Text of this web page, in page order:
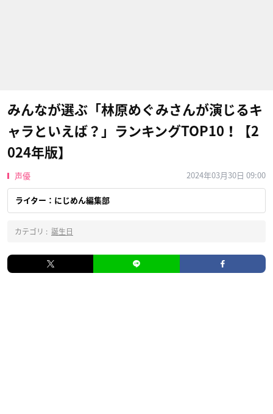
みんなが選ぶ「林原めぐみさんが演じるキ
ャラといえば？」ランキングTOP10！【2
024年版】
声優 2024年03月30日 09:00
ライター：にじめん編集部
カテゴリ : 誕生日